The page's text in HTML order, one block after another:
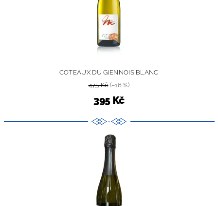
COTEAUX DU GIENNOIS BLANC
475 Kč(–16 %)
395 Kč